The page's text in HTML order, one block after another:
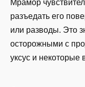
Мрамор
разъедать его
или разводы. Это
осторожными с
уксус и некоторые